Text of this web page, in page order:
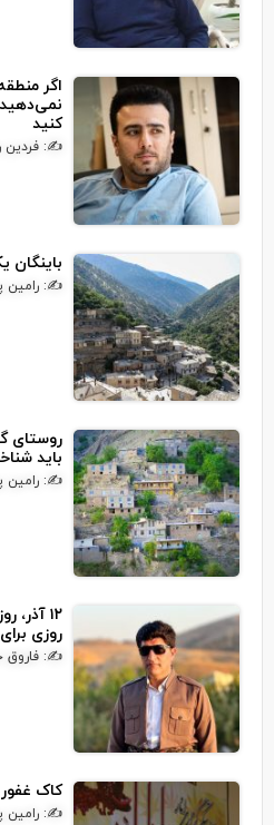
اگر
کنید
✍: فردین
باینگان
✍: رامین
روستای
باید
✍: رامین
۱۲
روزی
✍: فاروق
کاک غفور
✍: رامین